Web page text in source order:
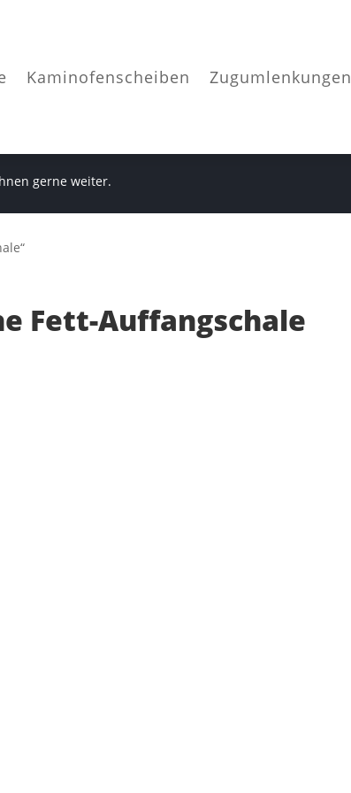
Kaminofenscheiben Zugumlenkungen
gerne weiter.
Fett-Auffangschale